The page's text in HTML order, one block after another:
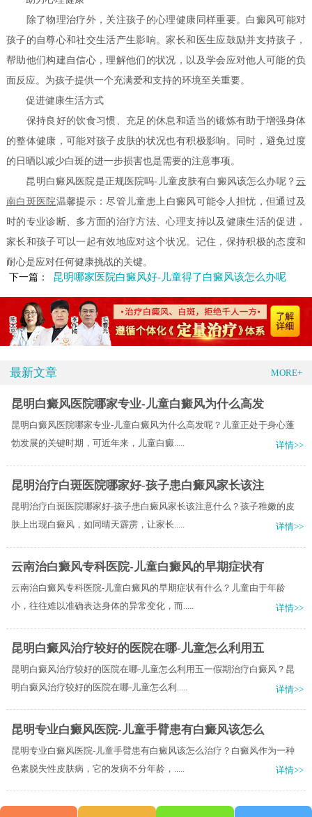
除了物理治疗外，关注孩子的心理健康同样重要。白癜风可能对
孩子的自尊心和社交生活产生影响。家长和医生应鼓励并支持孩子，
帮助他们构建自信心，理解他们的状况，以及学会应对他人可能的负
面反应。为孩子提供一个充满爱和支持的环境至关重要。
促进健康生活方式
保持良好的饮食习惯、充足的休息和适当的锻炼有助于增强身体
的整体健康，可能对孩子皮肤的状况也有积极影响。同时，避免过度
的日晒以减少白斑的进一步损害也是需要的注意事项。
昆明白癜风医院是正规医院吗-儿童皮肤有白癜风该怎么办呢？ 云
南白斑医院温馨提示：尽管儿童患上白癜风可能令人担忧，但通过及
时的专业诊断、多方面的治疗方法、心理支持以及健康生活的促进，
家长和孩子可以一起有效地应对这个状况。记住，保持积极的态度和
耐心是应对任何健康挑战的关键。
下一篇：
昆明哪家医院白癜风好-儿童得了白癜风该怎么办呢
最新文章 MORE+
昆明白癜风医院哪家专业-儿童白癜风为什么高发
昆明白癜风医院哪家专业-儿童白癜风为什么高发呢？儿童正处于身心蓬
勃发展的关键时期，可近年来，儿童白癜.....
详情>>
昆明治疗白斑医院哪家好-孩子患白癜风家长该注
昆明治疗白斑医院哪家好-孩子患白癜风家长该注意什么？孩子稚嫩的皮
肤上出现白癜风，如同晴天霹雳，让家长.....
详情>>
云南治白癜风专科医院-儿童白癜风的早期症状有
云南治白癜风专科医院-儿童白癜风的早期症状有什么？儿童由于年龄
小，往往难以准确表达身体的异常变化，而.....
详情>>
昆明白癜风治疗较好的医院在哪-儿童怎么利用五
昆明白癜风治疗较好的医院在哪-儿童怎么利用五一假期治疗白癜风？昆
明白癜风治疗较好的医院在哪-儿童怎么利.....
详情>>
昆明专业白癜风医院-儿童手臂患有白癜风该怎么
昆明专业白癜风医院-儿童手臂患有白癜风该怎么治疗？白癜风作为一种
色素脱失性皮肤病，它的发病不分年龄，.....
详情>>